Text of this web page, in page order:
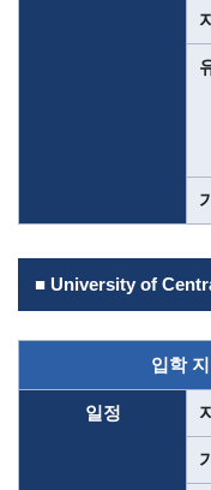
■ University of
입학
일정